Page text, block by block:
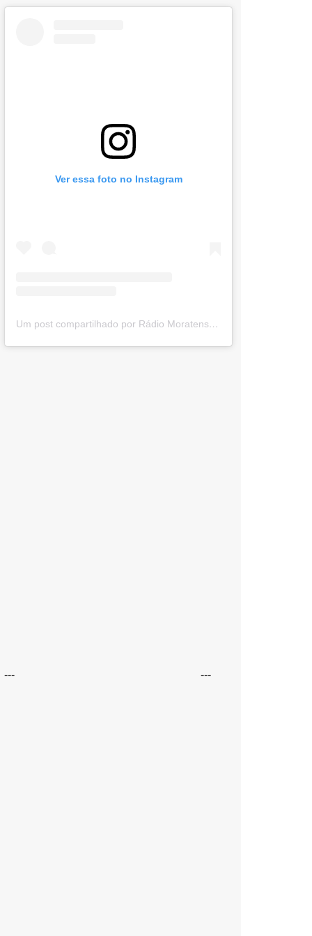
Ver essa foto no Instagram
Um post compartilhado por Rádio Moratense (@radio_moratense)
--- ---